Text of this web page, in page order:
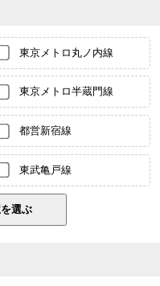
東京メトロ丸ノ内線
東京メトロ半蔵門線
都営新宿線
東武亀戸線